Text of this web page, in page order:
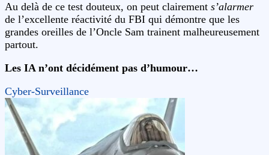
Au delà de ce test douteux, on peut clairement s’alarmer
de l’excellente réactivité du FBI qui démontre que les
grandes oreilles de l’Oncle Sam trainent malheureusement
partout.
Les IA n’ont décidément pas d’humour…
Cyber-Surveillance